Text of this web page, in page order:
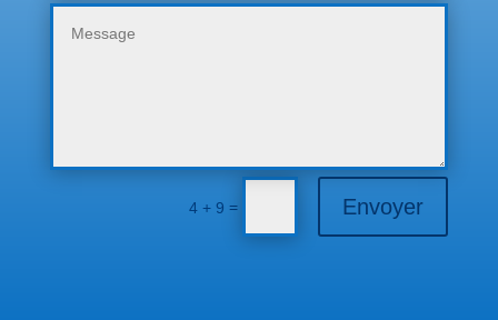
4 + 9 = Envoyer